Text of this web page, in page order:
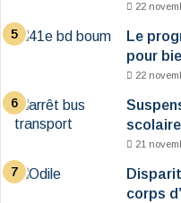
22
Le
pour
22
21
corps